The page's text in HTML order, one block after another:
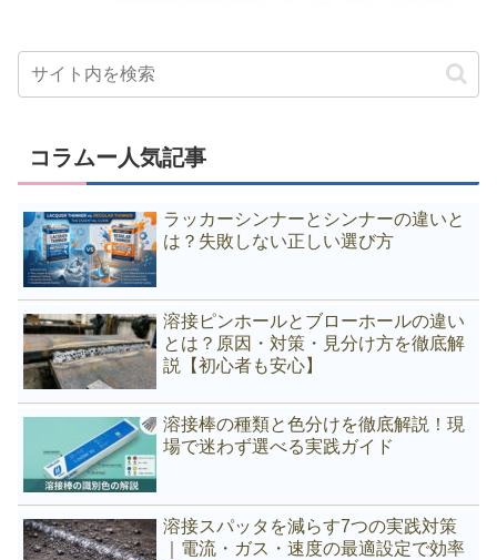
コラムー人気記事
ラッカーシンナーとシンナーの違いと
は？失敗しない正しい選び方
溶接ピンホールとブローホールの違い
とは？原因・対策・見分け方を徹底解
説【初心者も安心】
溶接棒の種類と色分けを徹底解説！現
場で迷わず選べる実践ガイド
溶接スパッタを減らす7つの実践対策
｜電流・ガス・速度の最適設定で効率